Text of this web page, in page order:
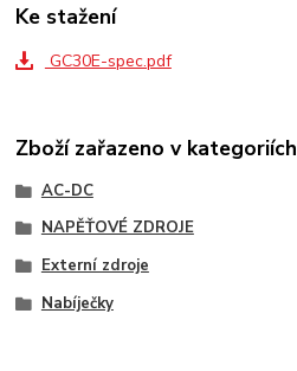
Ke stažení
GC30E-spec.pdf
Zboží zařazeno v kategoriích
AC-DC
NAPĚŤOVÉ ZDROJE
Externí zdroje
Nabíječky